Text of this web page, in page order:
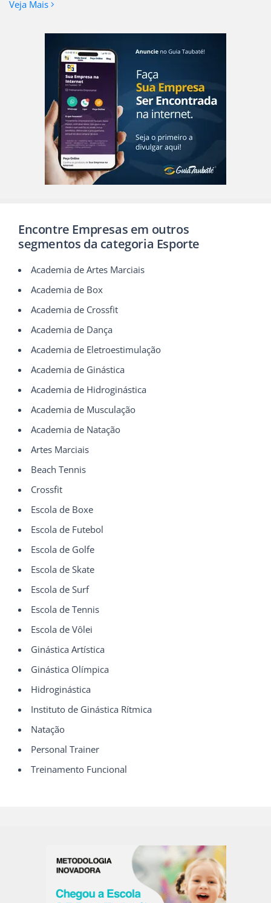
Veja Mais
Encontre Empresas em outros
segmentos da categoria Esporte
Academia de Artes Marciais
Academia de Box
Academia de Crossfit
Academia de Dança
Academia de Eletroestimulação
Academia de Ginástica
Academia de Hidroginástica
Academia de Musculação
Academia de Natação
Artes Marciais
Beach Tennis
Crossfit
Escola de Boxe
Escola de Futebol
Escola de Golfe
Escola de Skate
Escola de Surf
Escola de Tennis
Escola de Vôlei
Ginástica Artística
Ginástica Olímpica
Hidroginástica
Instituto de Ginástica Rítmica
Natação
Personal Trainer
Treinamento Funcional